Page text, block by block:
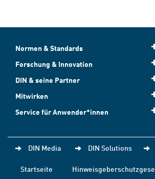
Normen & Standards
Forschung & Innovation
DIN & seine Partner
Mitwirken
Service für Anwender*innen
DIN Media DIN Solutions
Startseite